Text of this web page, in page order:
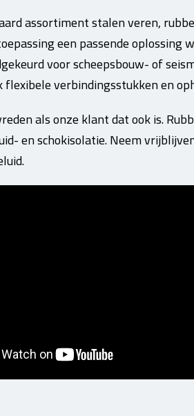
assortiment stalen veren,
een passende oplossing
voor scheepsbouw- of
flexibele verbindingsstukken en
als onze klant dat ook is.
en schokisolatie. Neem